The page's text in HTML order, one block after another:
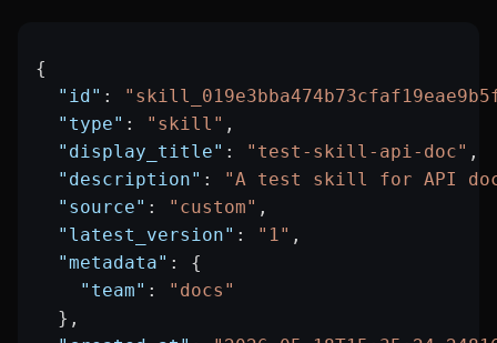
{
  "id"
:
  "type"
: "skill" ,
  "display_title"
: "test-skill-api-doc" ,
  "description"
:
"A test skill for API
  "source"
: "custom" ,
  "latest_version"
: "1" ,
  "metadata"
: {
    "team"
:
"docs"
  },